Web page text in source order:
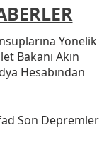
Yönelik
Bakanı Akın
Hesabından
Son Depremler